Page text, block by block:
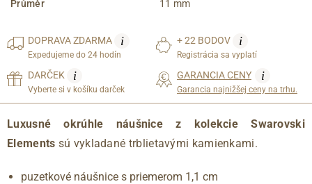
Průměr 11 mm
DOPRAVAZDARMA i
Expedujeme do 24 hodín
+ 22 BODOV i
Registrácia sa vyplatí
DARČEK i
Vyberte si v košíku darček
GARANCIA CENY i
Garancia najnižšej ceny na trhu.
Luxusné okrúhle náušnice z kolekcie Swarovski
Elements sú vykladané trblietavými kamienkami.
puzetkové náušnice s priemerom 1,1 cm